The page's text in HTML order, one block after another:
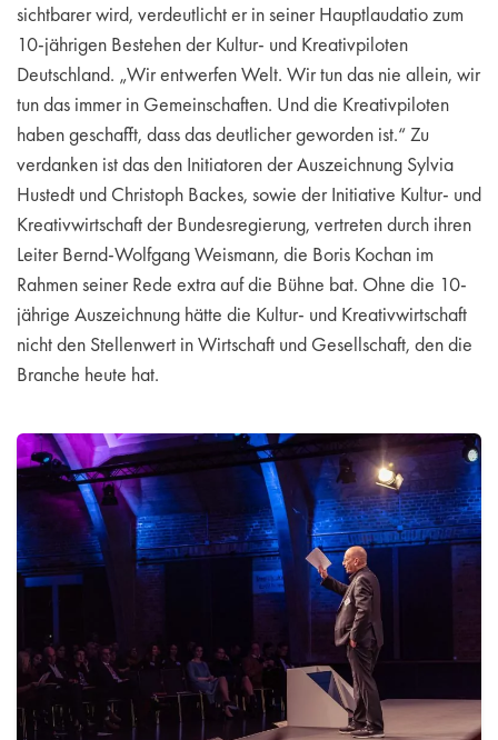
sichtbarer wird, verdeutlicht er in seiner Hauptlaudatio zum
10-jährigen Bestehen der Kultur- und Kreativpiloten
Deutschland. „Wir entwerfen Welt. Wir tun das nie allein, wir
tun das immer in Gemeinschaften. Und die Kreativpiloten
haben geschafft, dass das deutlicher geworden ist.“ Zu
verdanken ist das den Initiatoren der Auszeichnung Sylvia
Hustedt und Christoph Backes, sowie der Initiative Kultur- und
Kreativwirtschaft der Bundesregierung, vertreten durch ihren
Leiter Bernd-Wolfgang Weismann, die Boris Kochan im
Rahmen seiner Rede extra auf die Bühne bat. Ohne die 10-
jährige Auszeichnung hätte die Kultur- und Kreativwirtschaft
nicht den Stellenwert in Wirtschaft und Gesellschaft, den die
Branche heute hat.